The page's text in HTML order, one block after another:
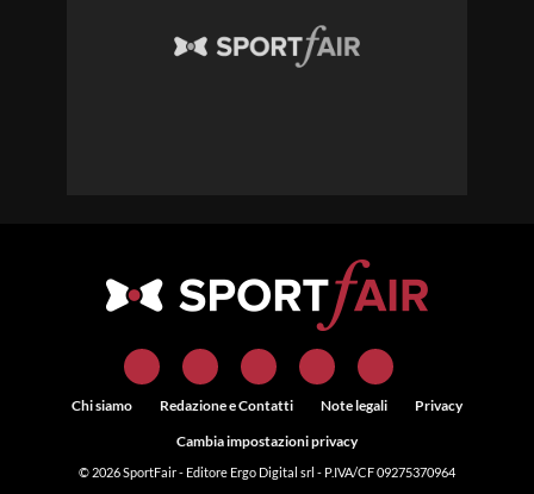
Chi siamo Redazione e Contatti Note legali
Privacy
Cambia impostazioni privacy
© 2026SportFair- Editore Ergo Digital srl - P.IVA/CF 09275370964